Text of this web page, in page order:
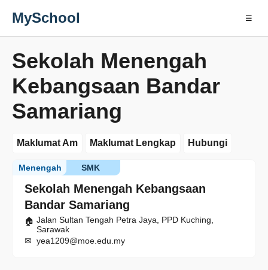
MySchool ☰
Sekolah Menengah
Kebangsaan Bandar
Samariang
Maklumat Am Maklumat Lengkap Hubungi
Sekolah Menengah Kebangsaan
Bandar Samariang
SMK
Menengah
Jalan Sultan Tengah Petra Jaya, PPD Kuching,
Sarawak
yea1209@moe.edu.my